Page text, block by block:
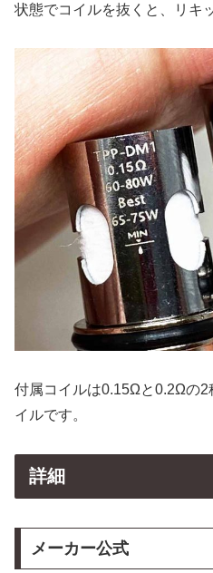
状態でコイルを抜くと、リキ
付属コイルは0.15Ωと0.2Ωの2
イルです。
詳細
メーカー公式